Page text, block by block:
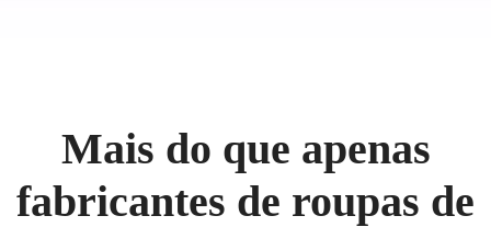
Mais do que apenas
fabricantes de roupas de